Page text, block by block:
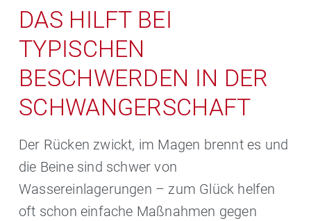
DAS HILFT BEI
TYPISCHEN
BESCHWERDEN IN DER
SCHWANGERSCHAFT
Der Rücken zwickt, im Magen brennt es und
die Beine sind schwer von
Wassereinlagerungen – zum Glück helfen
oft schon einfache Maßnahmen gegen